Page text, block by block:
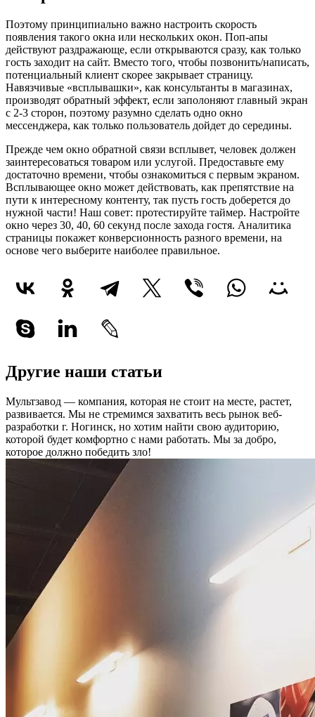
Поэтому принципиально важно настроить скорость
появления такого окна или нескольких окон. Поп-апы
действуют раздражающе, если открываются сразу, как только
гость заходит на сайт. Вместо того, чтобы позвонить/написать,
потенциальный клиент скорее закрывает страницу.
Навязчивые «всплывашки», как консультанты в магазинах,
производят обратный эффект, если заполоняют главный экран
с 2-3 сторон, поэтому разумно сделать одно окно
мессенджера, как только пользователь дойдет до середины.
Прежде чем окно обратной связи всплывет, человек должен
заинтересоваться товаром или услугой. Предоставьте ему
достаточно времени, чтобы ознакомиться с первым экраном.
Всплывающее окно может действовать, как препятствие на
пути к интересному контенту, так пусть гость доберется до
нужной части! Наш совет: протестируйте таймер. Настройте
окно через 30, 40, 60 секунд после захода гостя. Аналитика
страницы покажет конверсионность разного времени, на
основе чего выберите наиболее правильное.
Другие наши статьи
Мультзавод — компания, которая не стоит на месте, растет,
развивается. Мы не стремимся захватить весь рынок веб-
разработки г. Ногинск, но хотим найти свою аудиторию,
которой будет комфортно с нами работать. Мы за добро,
которое должно победить зло!